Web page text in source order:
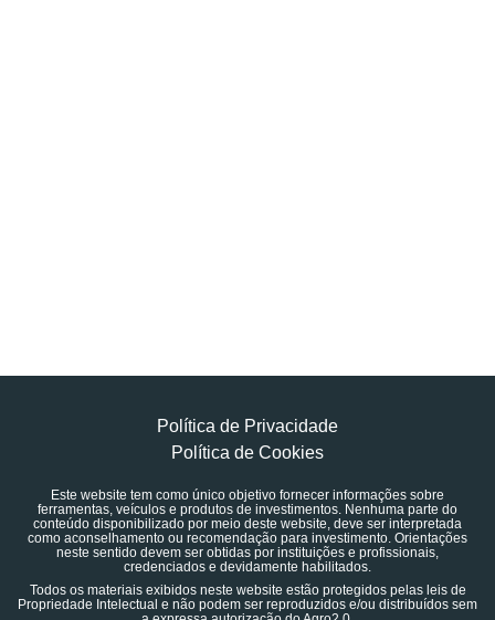
Política de Privacidade
Política de Cookies
Este website tem como único objetivo fornecer informações sobre
ferramentas, veículos e produtos de investimentos. Nenhuma parte do
conteúdo disponibilizado por meio deste website, deve ser interpretada
como aconselhamento ou recomendação para investimento. Orientações
neste sentido devem ser obtidas por instituições e profissionais,
credenciados e devidamente habilitados.
Todos os materiais exibidos neste website estão protegidos pelas leis de
Propriedade Intelectual e não podem ser reproduzidos e/ou distribuídos sem